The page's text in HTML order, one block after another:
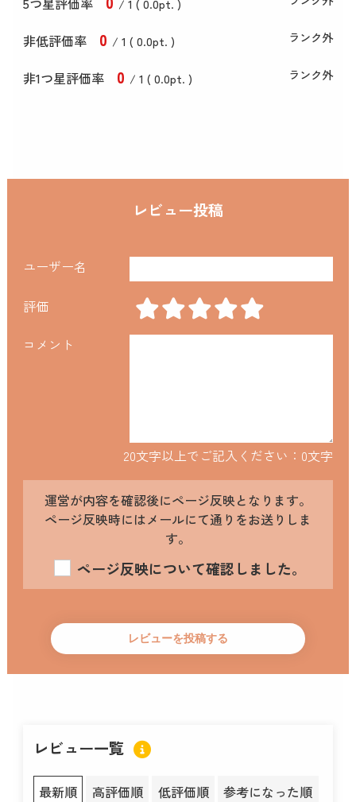
/ 1 ( 0.0pt. )
非低評価率 0 / 1 ( 0.0pt. ) ランク外
非1つ星評価率 0 / 1 ( 0.0pt. ) ランク外
レビュー投稿
ユーザー名
評価
コメント
20文字以上でご記入ください： 0文字
運営が内容を確認後にページ反映となります。
ページ反映時にはメールにて通りをお送りしま
す。
ページ反映について確認しました。
レビュー一覧
最新順 高評価順 低評価順 参考になった順